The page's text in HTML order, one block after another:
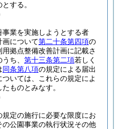
する。
事業を実施しようとする者
画について第二十条第四項の
拠点整備改善計画に記載さ
ち、 第十三条第二項若しく
同条第八項の規定による届出
いては、これらの規定によ
ものとみなす。
定の施行に必要な限度にお
公園事業の執行状況その他